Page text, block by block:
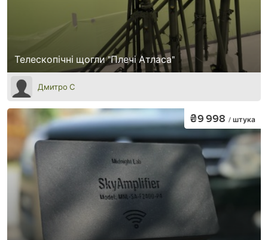
Телескопічні щогли "Плечі Атласа"
Дмитро С
₴9 998 / штука